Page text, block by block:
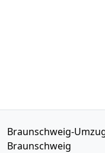
Braunschweig-
Braunschweig